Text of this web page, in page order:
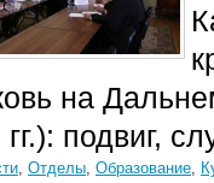
на
гг.): подвиг,
, Отделы, Образование,